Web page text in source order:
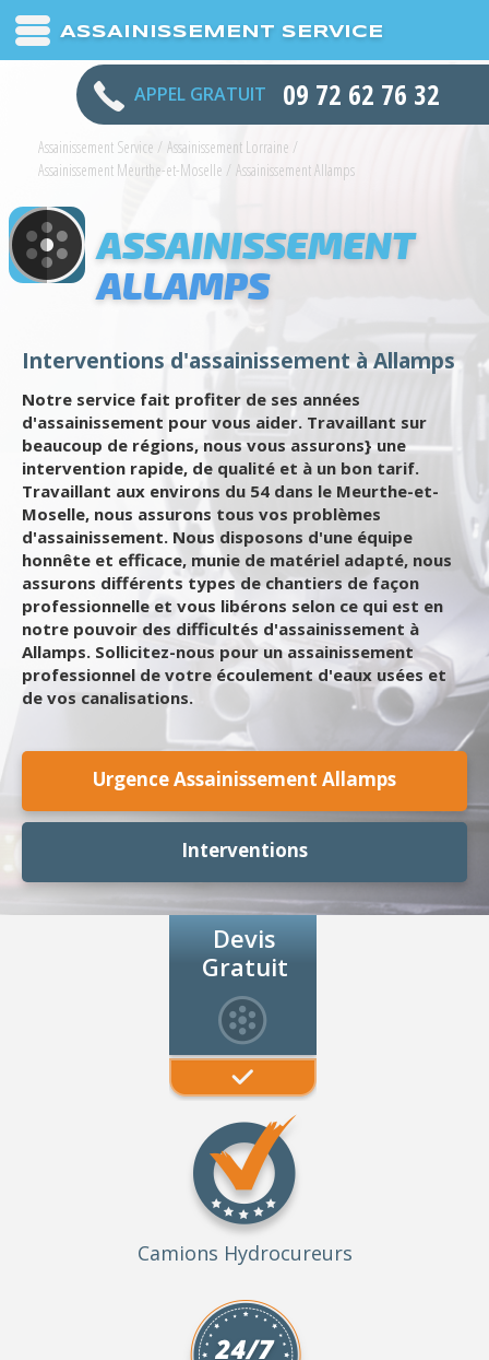
ASSAINISSEMENT SERVICE
APPEL GRATUIT 09 72 62 76 32
Assainissement Service / Assainissement Lorraine /
Assainissement Meurthe-et-Moselle / Assainissement Allamps
ASSAINISSEMENT
ALLAMPS
Interventions d'assainissement à Allamps
Notre service fait profiter de ses années
d'assainissement pour vous aider. Travaillant sur
beaucoup de régions, nous vous assurons} une
intervention rapide, de qualité et à un bon tarif.
Travaillant aux environs du 54 dans le Meurthe-et-
Moselle, nous assurons tous vos problèmes
d'assainissement. Nous disposons d'une équipe
honnête et efficace, munie de matériel adapté, nous
assurons différents types de chantiers de façon
professionnelle et vous libérons selon ce qui est en
notre pouvoir des difficultés d'assainissement à
Allamps. Sollicitez-nous pour un assainissement
professionnel de votre écoulement d'eaux usées et
de vos canalisations.
Urgence Assainissement Allamps
Interventions
Devis
Gratuit
Camions Hydrocureurs